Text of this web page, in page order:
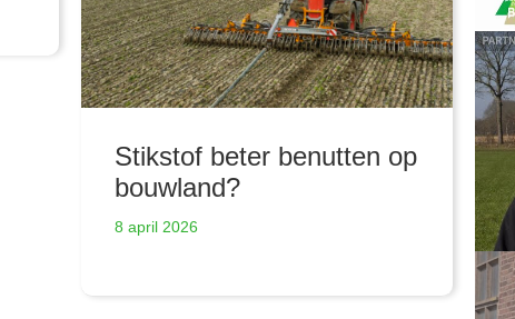
Stikstof beter benutten op
bouwland?
8 april 2026